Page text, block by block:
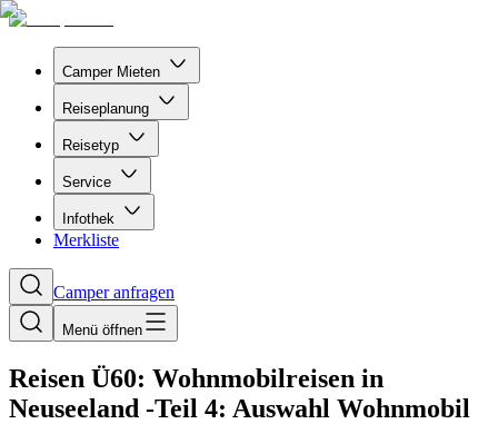
Camper Mieten
Reiseplanung
Reisetyp
Service
Infothek
Merkliste
Camper anfragen
Menü öffnen
Reisen Ü60: Wohnmobilreisen in
Neuseeland -Teil 4: Auswahl Wohnmobil